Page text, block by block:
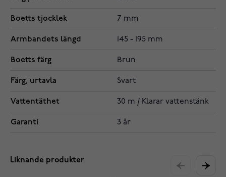
Boetts tjocklek 7 mm
Armbandets längd 145 - 195 mm
Boetts färg Brun
Färg, urtavla Svart
Vattentäthet 30 m / Klarar vattenstänk
Garanti 3 år
Liknande produkter